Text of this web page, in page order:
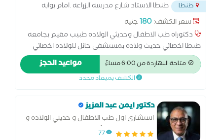
طنطا
طنطا الاستاد شارع مدرسه الزراعه .امام بوابه
مدرسه الشهيد جعيصه ... سعر الكشف:180جنيه
دكتوراه طب الاطفال وحديثي الولاده طبيب مقيم بجامعه
طنطا اخصائي حديث ولاده بمستشفى حائل للولاده اخصائي
عنايه مركزه باطفال مستشفى حائل العام استشاري امراض
الوراثه وأمراض الدم بمستشفى بنها التعليمي رئيس وحده
الوراثه استشاري حديثي الولاده تخصص دقيق امراض الدم
متاحة النهاردة من 6:00 مساءً مواعيد الحجز
الكشف بميعاد محدد
دكتور ايمن عبد العزيز
استشاري اول طب الاطفال و حديثي الولاده و
امراض الصدر في الأطفال
77